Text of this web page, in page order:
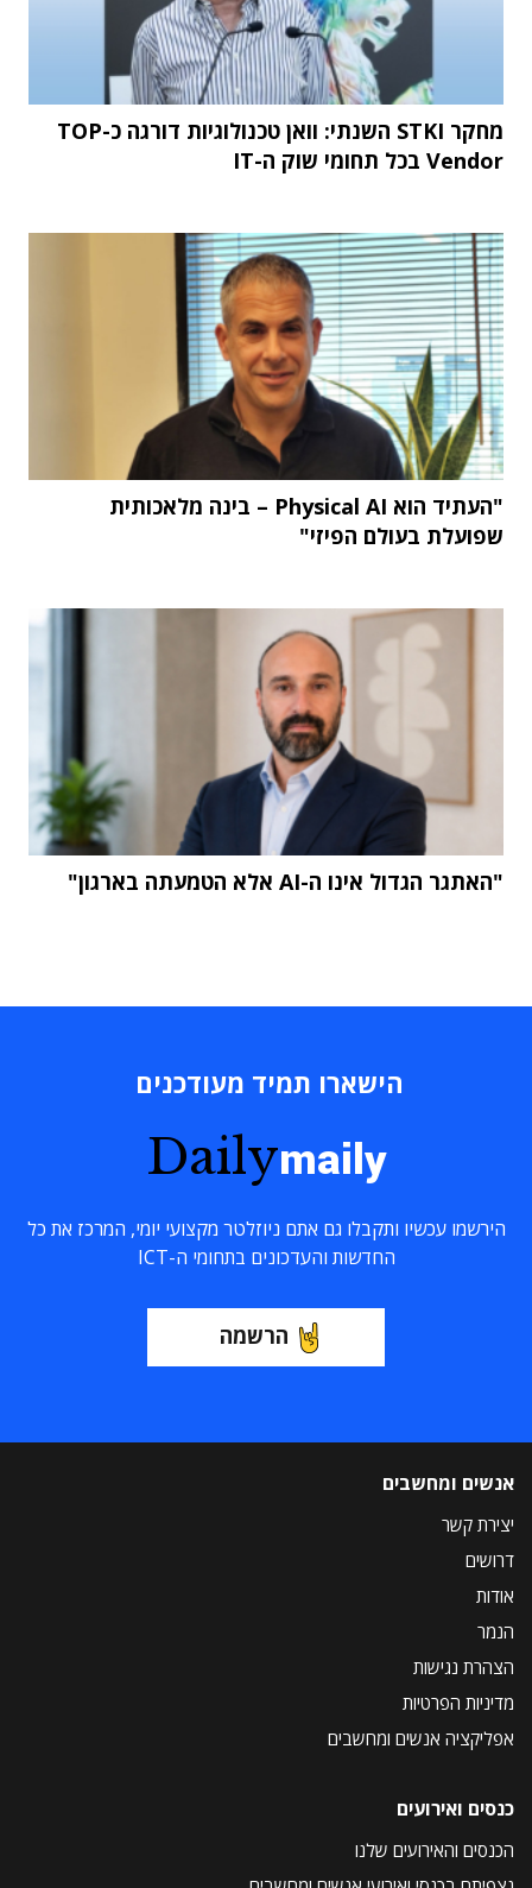
מחקר STKI השנתי: וואן טכנולוגיות דורגה כ-TOP
Vendor בכל תחומי שוק ה-IT
"העתיד הוא Physical AI – בינה מלאכותית
שפועלת בעולם הפיזי"
"האתגר הגדול אינו ה-AI אלא הטמעתה בארגון"
הישארו תמיד מעודכנים
Dailymaily
הירשמו עכשיו ותקבלו גם אתם ניוזלטר מקצועי יומי, המרכז את כל
החדשות והעדכונים בתחומי ה-ICT
הרשמה
אנשים ומחשבים
יצירת קשר
דרושים
אודות
הנמר
הצהרת נגישות
מדיניות הפרטיות
אפליקציה אנשים ומחשבים
כנסים ואירועים
הכנסים והאירועים שלנו